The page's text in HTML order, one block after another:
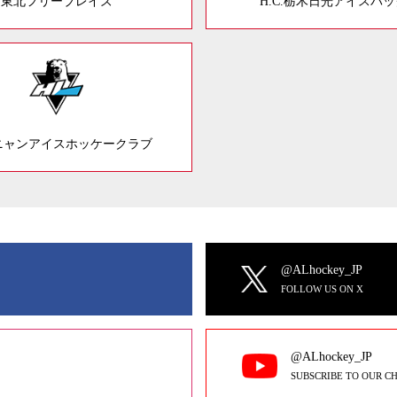
ンアイスホッケークラブ
@ALhockey_JP
FOLLOW US ON X
@ALhockey_JP
SUBSCRIBE TO OUR